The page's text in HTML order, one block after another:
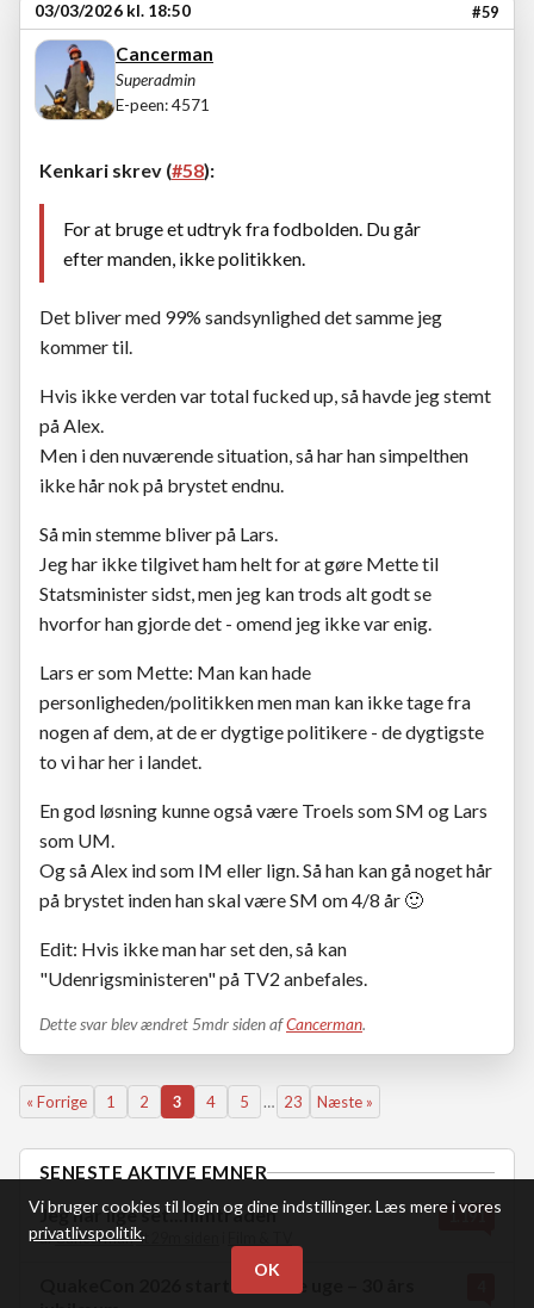
03/03/2026 kl. 18:50 #59
Cancerman
Superadmin
E-peen: 4571
Kenkari skrev (#58):
For at bruge et udtryk fra fodbolden. Du går
efter manden, ikke politikken.
Det bliver med 99% sandsynlighed det samme jeg
kommer til.
Hvis ikke verden var total fucked up, så havde jeg stemt
på Alex.
Men i den nuværende situation, så har han simpelthen
ikke hår nok på brystet endnu.
Så min stemme bliver på Lars.
Jeg har ikke tilgivet ham helt for at gøre Mette til
Statsminister sidst, men jeg kan trods alt godt se
hvorfor han gjorde det - omend jeg ikke var enig.
Lars er som Mette: Man kan hade
personligheden/politikken men man kan ikke tage fra
nogen af dem, at de er dygtige politikere - de dygtigste
to vi har her i landet.
En god løsning kunne også være Troels som SM og Lars
som UM.
Og så Alex ind som IM eller lign. Så han kan gå noget hår
på brystet inden han skal være SM om 4/8 år 🙂
Edit: Hvis ikke man har set den, så kan
"Udenrigsministeren" på TV2 anbefales.
Dette svar blev ændret 5mdr siden afCancerman.
« Forrige 1 2 3 4 5 … 23 Næste »
SENESTE AKTIVE EMNER
Jeg har lige set...filmtråden
afCancerman4t 29m siden
1.191
QuakeCon 2026 starter denne uge – 30 års
Vi bruger cookies til login og dine indstillinger. Læs mere i vores
privatlivspolitik.
OK